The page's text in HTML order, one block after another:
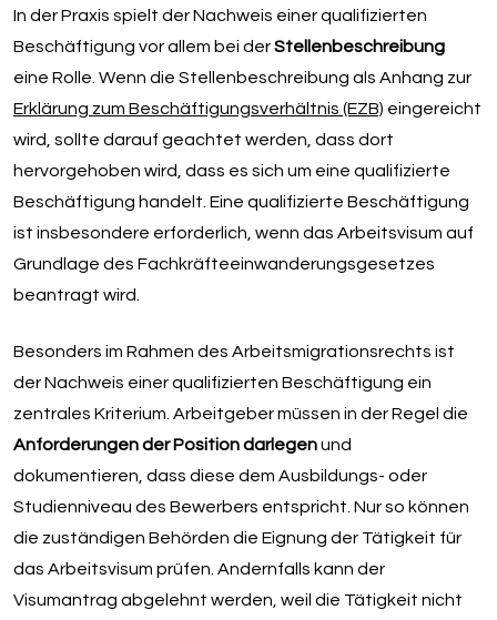
In der Praxis spielt der Nachweis einer qualifizierten
Beschäftigung vor allem bei derStellenbeschreibung
eine Rolle. Wenn die Stellenbeschreibung als Anhang zur
Erklärung zum Beschäftigungsverhältnis (EZB) eingereicht
wird, sollte darauf geachtet werden, dass dort
hervorgehoben wird, dass es sich um eine qualifizierte
Beschäftigung handelt. Eine qualifizierte Beschäftigung
ist insbesondere erforderlich, wenn das Arbeitsvisum auf
Grundlage des Fachkräfteeinwanderungsgesetzes
beantragt wird.
Besonders im Rahmen des Arbeitsmigrationsrechts ist
der Nachweis einer qualifizierten Beschäftigung ein
zentrales Kriterium. Arbeitgeber müssen in der Regel die
Anforderungen der Position darlegenund
dokumentieren, dass diese dem Ausbildungs- oder
Studienniveau des Bewerbers entspricht. Nur so können
die zuständigen Behörden die Eignung der Tätigkeit für
das Arbeitsvisum prüfen. Andernfalls kann der
Visumantrag abgelehnt werden, weil die Tätigkeit nicht